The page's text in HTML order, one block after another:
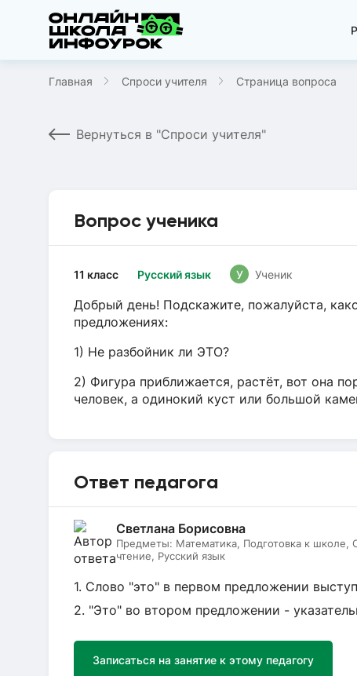
Главная Спроси учителя Страница вопроса
Вернуться в "Спроси учителя"
Вопрос ученика
Русский язык
11 класс У Ученик
Добрый день! Подскажите, пожалуйста,
предложениях:
1) Не разбойник ли ЭТО?
2) Фигура приближается, растёт, вот она
человек, а одинокий куст или большой
Ответ педагога
Светлана Борисовна
Предметы: Математика, Подготовка к
чтение, Русский язык
1. Слово "это" в первом предложении
2. "Это" во втором предложении -
Записаться на занятие к этому педагогу